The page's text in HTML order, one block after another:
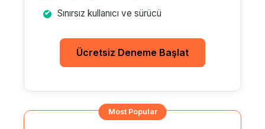
Sınırsız kullanıcı ve sürücü
Ücretsiz Deneme Başlat